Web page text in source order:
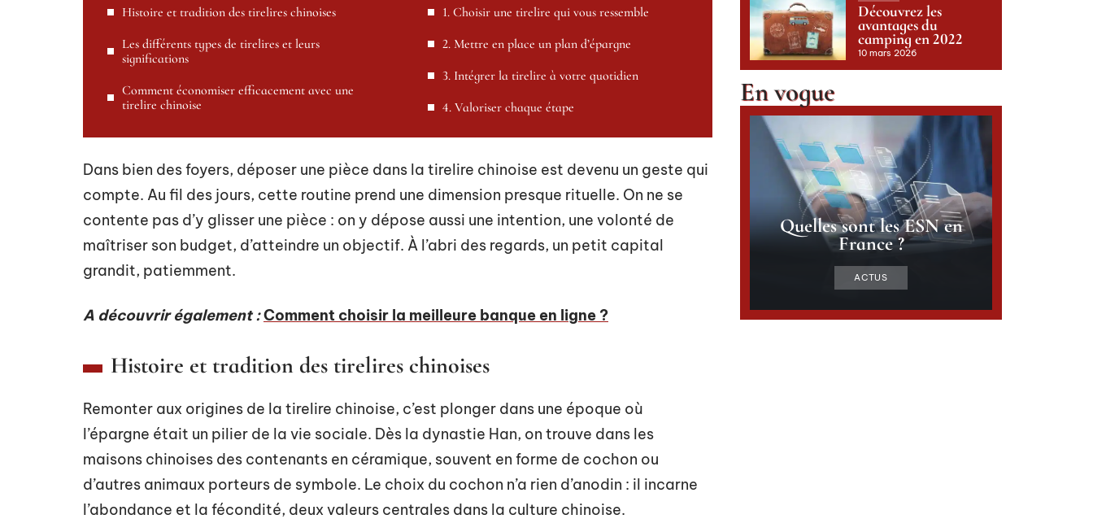
Histoire et tradition des tirelires chinoises
Les différents types de tirelires et leurs
significations
Comment économiser efficacement avec une
tirelire chinoise
1. Choisir une tirelire qui vous ressemble
2. Mettre en place un plan d’épargne
3. Intégrer la tirelire à votre quotidien
4. Valoriser chaque étape
Dans bien des foyers, déposer une pièce dans la tirelire chinoise est devenu un geste qui
compte. Au fil des jours, cette routine prend une dimension presque rituelle. On ne se
contente pas d’y glisser une pièce : on y dépose aussi une intention, une volonté de
maîtriser son budget, d’atteindre un objectif. À l’abri des regards, un petit capital
grandit, patiemment.
A découvrir également :Comment choisir la meilleure banque en ligne ?
Histoire et tradition des tirelires chinoises
Remonter aux origines de la tirelire chinoise, c’est plonger dans une époque où
l’épargne était un pilier de la vie sociale. Dès la dynastie Han, on trouve dans les
maisons chinoises des contenants en céramique, souvent en forme de cochon ou
d’autres animaux porteurs de symbole. Le choix du cochon n’a rien d’anodin : il incarne
l’abondance et la fécondité, deux valeurs centrales dans la culture chinoise.
Découvrez les
avantages du
camping en 2022
10 mars 2026
En vogue
Quelles sont les ESN en
France ?
ACTUS